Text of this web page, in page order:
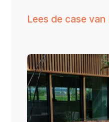
Lees de case van